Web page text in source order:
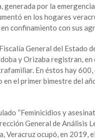
generada por la
en los hogares
confinamiento con sus
General del Estado
y Orizaba registran,
En éstos hay 600,
el primer bimestre del
“Feminicidios y
General de
Veracruz ocupó, en 2019,